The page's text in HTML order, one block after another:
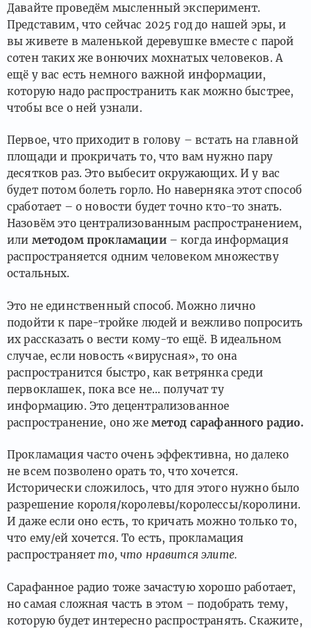
Давайте проведём мысленный эксперимент.
Представим, что сейчас 2025 год до нашей эры, и
вы живете в маленькой деревушке вместе с парой
сотен таких же вонючих мохнатых человеков. А
ещё у вас есть немного важной информации,
которую надо распространить как можно быстрее,
чтобы все о ней узнали.
Первое, что приходит в голову – встать на главной
площади и прокричать то, что вам нужно пару
десятков раз. Это выбесит окружающих. И у вас
будет потом болеть горло. Но наверняка этот способ
сработает – о новости будет точно кто-то знать.
Назовём это централизованным распространением,
или методом прокламации– когда информация
распространяется одним человеком множеству
остальных.
Это не единственный способ. Можно лично
подойти к паре-тройке людей и вежливо попросить
их рассказать о вести кому-то ещё. В идеальном
случае, если новость «вирусная», то она
распространится быстро, как ветрянка среди
первоклашек, пока все не… получат ту
информацию. Это децентрализованное
распространение, оно же метод сарафанного радио.
Прокламация часто очень эффективна, но далеко
не всем позволено орать то, что хочется.
Исторически сложилось, что для этого нужно было
разрешение короля/королевы/королессы/королини.
И даже если оно есть, то кричать можно только то,
что ему/ей хочется. То есть, прокламация
распространяет то, что нравится элите.
Сарафанное радио тоже зачастую хорошо работает,
но самая сложная часть в этом – подобрать тему,
которую будет интересно распространять. Скажите,